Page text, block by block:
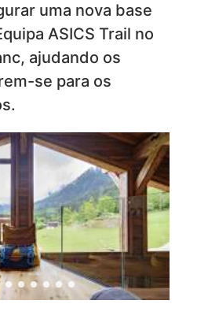
uma nova base
ASICS Trail no
ajudando os
se para os